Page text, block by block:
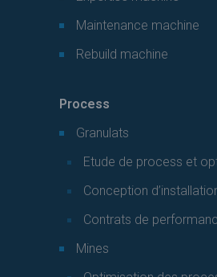
Maintenance machine
Rebuild machine
Process
Granulats
Etude de process et
Conception
Contrats de
Mines